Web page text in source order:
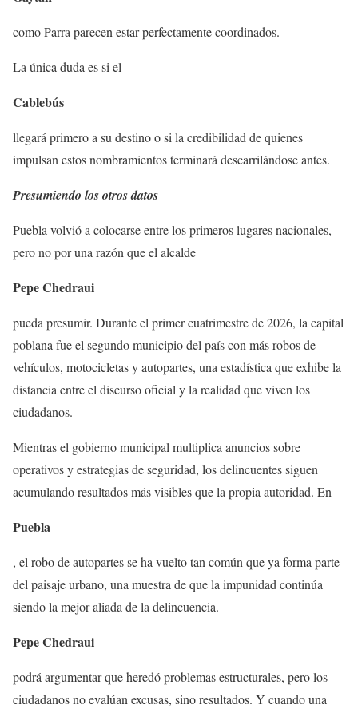
como Parra parecen estar perfectamente coordinados.
La única duda es si el
Cablebús
llegará primero a su destino o si la credibilidad de quienes
impulsan estos nombramientos terminará descarrilándose antes.
Presumiendo los otros datos
Puebla volvió a colocarse entre los primeros lugares nacionales,
pero no por una razón que el alcalde
Pepe Chedraui
pueda presumir. Durante el primer cuatrimestre de 2026, la capital
poblana fue el segundo municipio del país con más robos de
vehículos, motocicletas y autopartes, una estadística que exhibe la
distancia entre el discurso oficial y la realidad que viven los
ciudadanos.
Mientras el gobierno municipal multiplica anuncios sobre
operativos y estrategias de seguridad, los delincuentes siguen
acumulando resultados más visibles que la propia autoridad. En
Puebla
, el robo de autopartes se ha vuelto tan común que ya forma parte
del paisaje urbano, una muestra de que la impunidad continúa
siendo la mejor aliada de la delincuencia.
Pepe Chedraui
podrá argumentar que heredó problemas estructurales, pero los
ciudadanos no evalúan excusas, sino resultados. Y cuando una